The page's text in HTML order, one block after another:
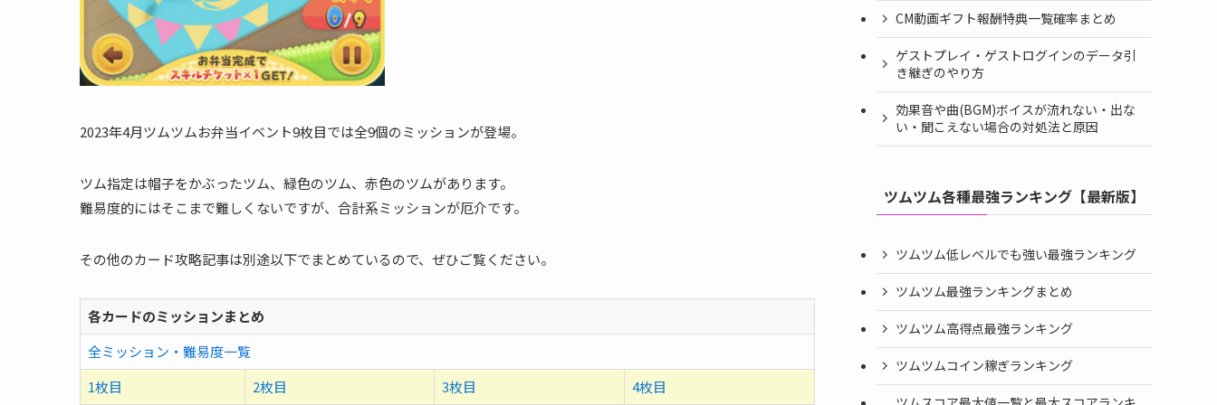
2023年4月ツムツムお弁当イベント9枚目では全9個のミッションが登場。
ツム指定は帽子をかぶったツム、緑色のツム、赤色のツムがあります。
難易度的にはそこまで難しくないですが、合計系ミッションが厄介です。
その他のカード攻略記事は別途以下でまとめているので、ぜひご覧ください。
各カードのミッションまとめ
全ミッション・難易度一覧
1枚目
2枚目 3枚目 4枚目
CM動画ギフト報酬特典一覧確率まとめ
ゲストプレイ・ゲストログインのデータ引
き継ぎのやり方
効果音や曲(BGM)ボイスが流れない・出な
い・聞こえない場合の対処法と原因
ツムツム各種最強ランキング【最新版】
ツムツム低レベルでも強い最強ランキング
ツムツム最強ランキングまとめ
ツムツム高得点最強ランキング
ツムツムコイン稼ぎランキング